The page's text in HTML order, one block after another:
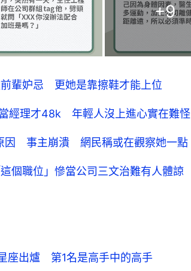
+9
輩妒忌 更她是靠擦鞋才能上位
經理才48k 年輕人沒上進心實在難怪
因 事主崩潰 網民稱或在觀察她一點
個職位」慘當公司三文治難有人體諒
座出爐　第1名是高手中的高手